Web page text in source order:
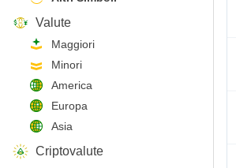
Valute
Maggiori
Minori
America
Europa
Asia
Criptovalute